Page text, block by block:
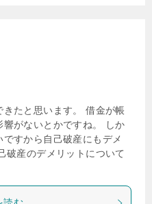
たと思います。 借金が帳
がないとかですね。 しか
すから自己破産にもデメ
破産のデメリットについて